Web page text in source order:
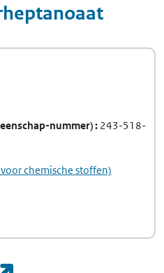
nummer) 243-518-
chemische stoffen)
nieuw tabblad)